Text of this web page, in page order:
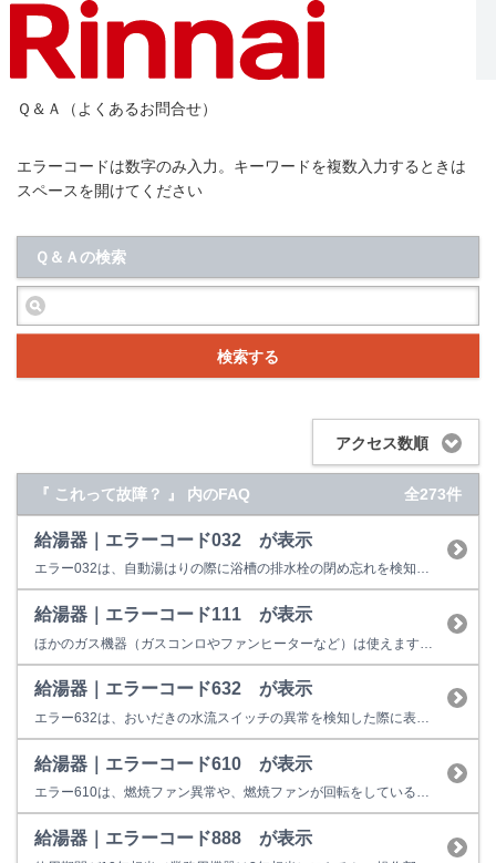
Ｑ＆Ａ（よくあるお問合せ）
エラーコードは数字のみ入力。キーワードを複数入力するときは
スペースを開けてください
Ｑ＆Ａの検索
検索する
アクセス数順
『 これって故障？ 』 内のFAQ 全273件
給湯器｜エラーコード032 が表示
エラー032は、自動湯はりの際に浴槽の排水栓の閉め忘れを検知したときの表示です。 （１）排水栓はしっかりと閉まっていますか？ お湯はり時に排水栓の閉め忘れ、若しくは排水栓がしっかり閉まっていないと、お湯が排水口から抜けてしまい、循環口まで貯まりませんので、リモコンに032と表示して停止してしまいます。 （２）循環口のフィルタは、ごみ等で詰っていませんか？ ポンプ循環で機器内部...
給湯器｜エラーコード111 が表示
給湯器｜エラーコード632 が表示
エラー632は、おいだきの水流スイッチの異常を検知した際に表示します。 下記をご確認ください。それでも改善しない場合は機器の故障またはその他不具合の可能性があります。 （1）浴槽内のお湯（水）は、循環アダプタが十分に隠れるくらいありますか？ 水位が循環アダプタより低い場合は、おいだきが出来ないため、エラーを表示することがあります。 （2）循環アダプタのフィルタが汚れていませんか？ ...
給湯器｜エラーコード610 が表示
エラー610は、燃焼ファン異常や、燃焼ファンが回転をしているのに 回転を検知しない症状が発生した場合に表示します。 お客様での対処方法は、運転スイッチを一旦切っていただき、再操作をお願い致します。 【改善しない場合】 給湯用燃焼ファンモーターや、電装ユニット等の故障の可能性がございますので、修理が必要となります。 修理料金の目安は以下のとおりです。 18,900円～80,5...
給湯器｜エラーコード888 が表示